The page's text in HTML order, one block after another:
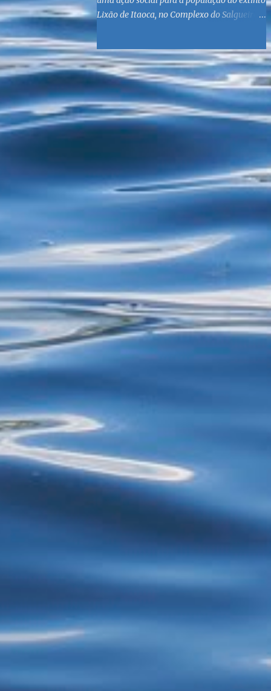
Lixão de Itaoca, no Complexo do Salgueiro,
catadores locais, como comida e material
higiênico, além de atendimento médico. O
Fórum Local espera contar com a
participação de ONGs locais e da população
do município. Aos interessados em
participar, basta se dirigir à Rua Dr.
informações também podem ser obtidas
pelo telefone (21) 3474-1004 e pelo e-mail
agenda21sg@r7.com . O Lixão do Salgueiro
do Governo Federal, que está instituindo o
fim de lixões no Brasil até 2014. Os
habitantes da região que viviam do lixo há
restos de alimentos para reciclagem, por
exemplo - estão proibidos de exercer
atividades de garimpagem. De acor...